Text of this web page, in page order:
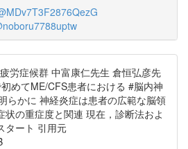
労症候群 中富康仁先生 倉恒弘彦先
めてME/CFS患者における #脳内神
らかに 神経炎症は患者の広範な脳領
状の重症度と関連 現在，診断法およ
タート 引用元